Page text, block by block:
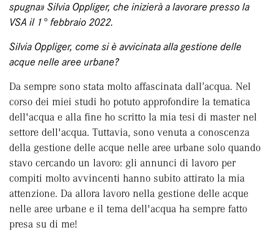
spugna» Silvia Oppliger, che inizierà a lavorare presso la
VSA il 1° febbraio 2022.
Silvia Oppliger, come si è avvicinata alla gestione delle
acque nelle aree urbane?
Da sempre sono stata molto affascinata dall’acqua. Nel
corso dei miei studi ho potuto approfondire la tematica
dell'acqua e alla fine ho scritto la mia tesi di master nel
settore dell'acqua. Tuttavia, sono venuta a conoscenza
della gestione delle acque nelle aree urbane solo quando
stavo cercando un lavoro: gli annunci di lavoro per
compiti molto avvincenti hanno subito attirato la mia
attenzione. Da allora lavoro nella gestione delle acque
nelle aree urbane e il tema dell'acqua ha sempre fatto
presa su di me!